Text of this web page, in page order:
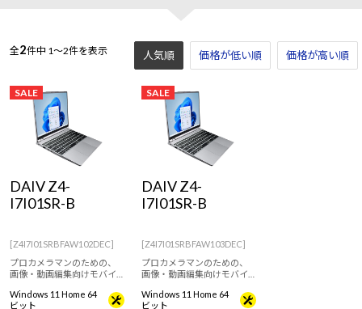
全2件中 1～2件を表示 人気順 価格が低い順 価格が高い順
SALE
DAIV Z4-
I7I01SR-B
[Z4I7I01SRBFAW102DEC]
プロカメラマンのための、
画像・動画編集向けモバイ
Windows 11 Home 64
ビット
SALE
DAIV Z4-
I7I01SR-B
[Z4I7I01SRBFAW103DEC]
プロカメラマンのための、
画像・動画編集向けモバイ
Windows 11 Home 64
ビット